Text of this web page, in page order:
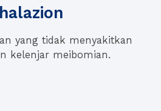
yang tidak menyakitkan
kelenjar meibomian.